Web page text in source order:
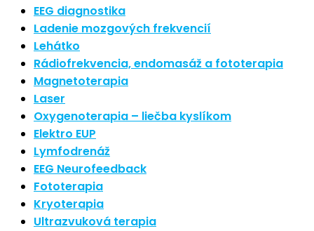
EEG diagnostika
Ladenie mozgových frekvencií
Lehátko
Rádiofrekvencia, endomasáž a fototerapia
Magnetoterapia
Laser
Oxygenoterapia – liečba kyslíkom
Elektro EUP
Lymfodrenáž
EEG Neurofeedback
Fototerapia
Kryoterapia
Ultrazvuková terapia
Nové polarizované svetlo
So psoriázou netreba žiť
Rozšírenie služieb
Hudba a vývoj mozgu
Najnovšie komentáre
Žiadne komentáre na zobrazenie.
Archív
september 2021
apríl 2021
august 2020